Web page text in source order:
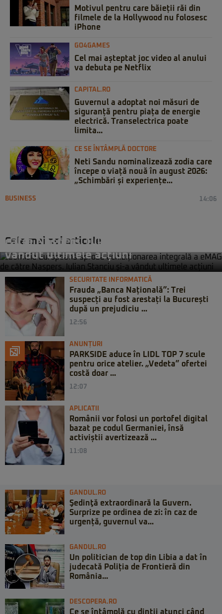
Motivul pentru care băieții răi din
filmele de la Hollywood nu folosesc
iPhone
GO4GAMES
Cel mai așteptat joc video al anului
va debuta pe Netflix
CAPITAL.RO
Guvernul a adoptat noi măsuri de
siguranță pentru piața de energie
electrică. Transelectrica poate
limita...
CE SE ÎNTÂMPLĂ DOCTORE
Neti Sandu nominalizează zodia care
începe o viață nouă în august 2026:
„Schimbări și experiențe...
Cele mai noi articole
BUSINESS 14:06
către Naspers. Iulian Stanciu și-a
vândut ultimele acțiuni
SECURITATE INFORMATICĂ
Frauda „Banca Națională”: Trei
suspecți au fost arestați la București
după un prejudiciu ...
12:56
ANUNȚURI
PARKSIDE aduce în LIDL TOP 7 scule
pentru orice atelier. „Vedeta” ofertei
costă doar ...
12:07
APLICATII
Românii vor folosi un portofel digital
bazat pe codul Germaniei, însă
activiștii avertizează ...
11:08
GANDUL.RO
Şedinţă extraordinară la Guvern.
Surprize pe ordinea de zi: în caz de
urgență, guvernul va...
GANDUL.RO
Un politician de top din Libia a dat în
judecată Poliția de Frontieră din
România...
DESCOPERA.RO
Ce se întâmplă cu dinții atunci când